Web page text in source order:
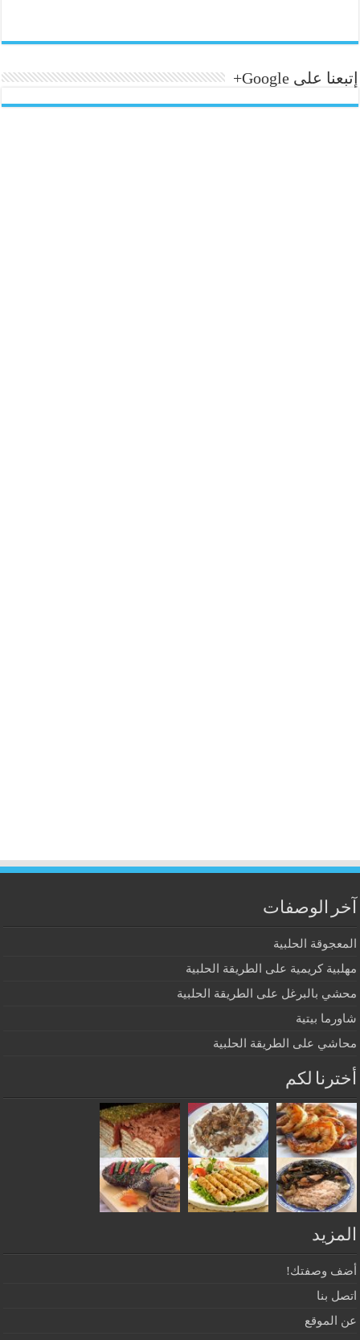
إتبعنا على Google+
آخر الوصفات
المعجوقة الحلبية
مهلبية كريمية على الطريقة الحلبية
محشي بالبرغل على الطريقة الحلبية
شاورما بيتية
محاشي على الطريقة الحلبية
أخترنا لكم
المزيد
أضف وصفتك!
اتصل بنا
عن الموقع